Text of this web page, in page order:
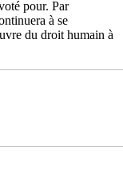
pour. Par
à se
du droit humain à